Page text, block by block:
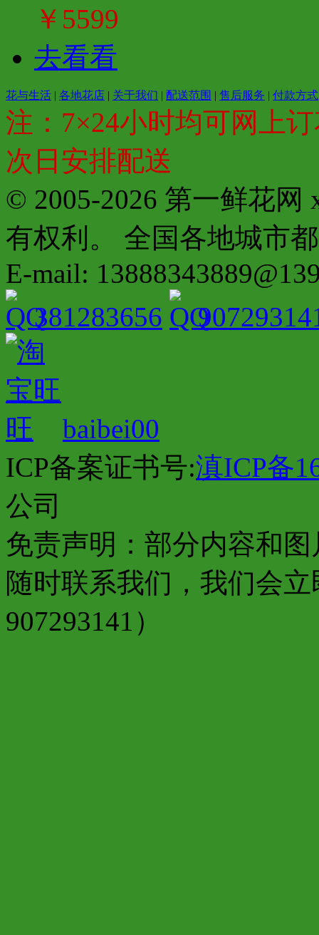
￥5599
去看看
花与生活 | 各地花店 | 关于我们 | 配送范围 | 售后服务 | 付款方式
注：7×24小时均可网上
次日安排配送
© 2005-2026 第一鲜花网
有权利。 全国各地城市
E-mail:
381283656
baibei00
ICP备案证书号:滇ICP备
公司
免责声明：部分内容和
随时联系我们，我们会
907293141）